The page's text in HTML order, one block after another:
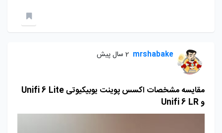
mrshabake 2 سال پیش
مقایسه مشخصات اکسس پوینت یوبیکیوتی Unifi 6 Lite
و Unifi 6 LR